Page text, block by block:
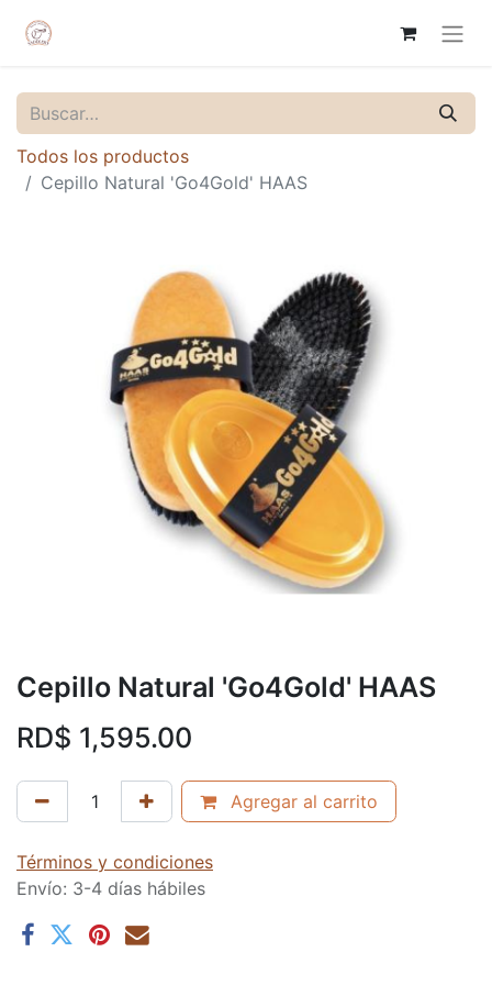
Todos los productos
Cepillo Natural 'Go4Gold' HAAS
Cepillo Natural 'Go4Gold' HAAS
RD$ 1,595.00
Agregar al carrito
Términos y condiciones
Envío: 3-4 días hábiles